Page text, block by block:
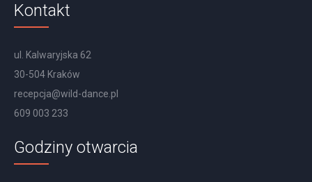
Kontakt
ul. Kalwaryjska 62
30-504 Kraków
recepcja@wild-dance.pl
609 003 233
Godziny otwarcia